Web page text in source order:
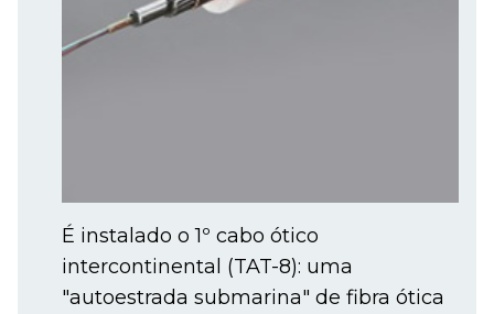
É instalado o 1º cabo ótico
intercontinental (TAT-8): uma
"autoestrada submarina" de fibra ótica